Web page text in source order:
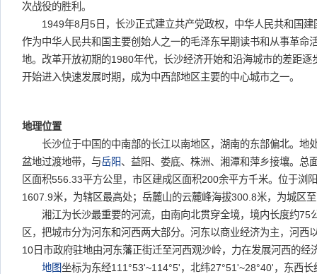
次战役的胜利。
1949年8月5日，长沙正式建立共产党政权，中华人民共和国建
作为中华人民共和国主要创始人之一的毛泽东早期读书和从事革命
地。改革开放初期的1980年代，长沙经济开始和沿海城市的差距
开始进入快速发展时期，成为中西部地区主要的中心城市之一。
地理位置
长沙位于中国的中南部的长江以南地区，湖南的东部偏北。地
盆地过渡地带，与岳阳、益阳、娄底、株洲、湘潭和萍乡接壤。总
区面积556.33平方公里，市区建成区面积200余平方千米。位于浏
1607.9米，为辖区最高处；岳麓山的云麓峰海拔300.8米，为城区
湘江为长沙最重要的河流，由南向北贯穿全境，境内长度约75
区，把城市分为河东和河西两大部分。河东以商业经济为主，河西
10日市政府驻地由河东藩正街迁至河西观沙岭，力在发展河西的经
地图坐标为东经111°53'~114°5'，北纬27°51'~28°40'，东西